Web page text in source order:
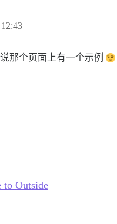
那个页面上有一个示例
to Outside